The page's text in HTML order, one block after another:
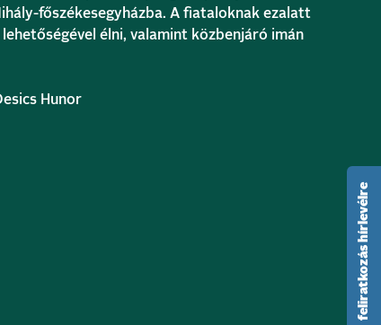
főszékesegyházba. A fiataloknak ezalatt
élni, valamint közbenjáró imán
Hunor
feliratkozás hírlevélre